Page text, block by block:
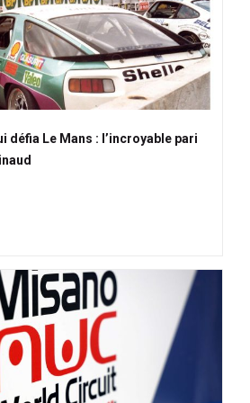
défia Le Mans : l’incroyable pari